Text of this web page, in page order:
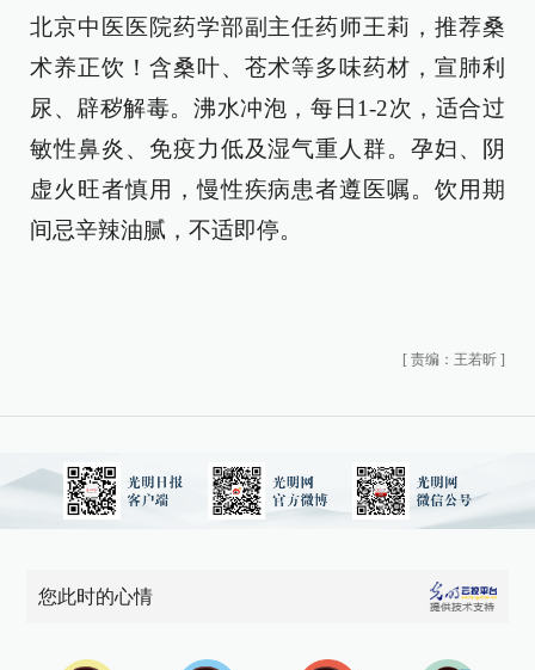
北京中医医院药学部副主任药师王莉，推荐桑
术养正饮！含桑叶、苍术等多味药材，宣肺利
尿、辟秽解毒。沸水冲泡，每日1-2次，适合过
敏性鼻炎、免疫力低及湿气重人群。孕妇、阴
虚火旺者慎用，慢性疾病患者遵医嘱。饮用期
间忌辛辣油腻，不适即停。
[ 责编：王若昕 ]
您此时的心情